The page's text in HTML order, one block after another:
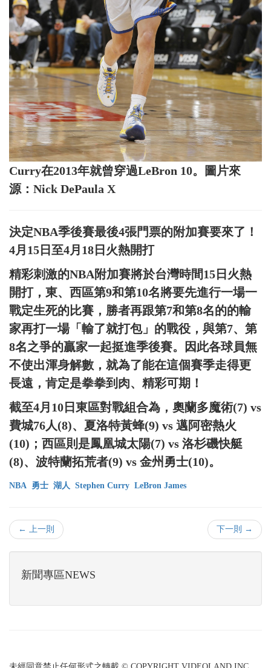
Curry在2013年就曾穿過LeBron 10。圖片來
源：Nick DePaula X
決定NBA季後賽最後4張門票的附加賽要來了！
4月15日至4月18日火熱開打
精彩刺激的NBA附加賽將於台灣時間15日火熱
開打，東、西區第9和第10名將要先進行一場一
戰定生死的比賽，勝者再跟第7和第8名的的輸
家再打一場「輸了就打包」的戰役，與第7、第
8名之爭的贏家一起挺進季後賽。因此各球員無
不使出渾身解數，就為了能在這個賽季走得更
長遠，肯定是拳拳到肉、精彩可期！
截至4月10日東區對戰組合為，奧蘭多魔術(7) vs
費城76人(8)、夏洛特黃蜂(9) vs 邁阿密熱火
(10)；西區則是鳳凰城太陽(7) vs 洛杉磯快艇
(8)、波特蘭拓荒者(9) vs 金州勇士(10)。
NBA 勇士 湖人 Stephen Curry LeBron James
← 上一則 下一則 →
新聞專區NEWS